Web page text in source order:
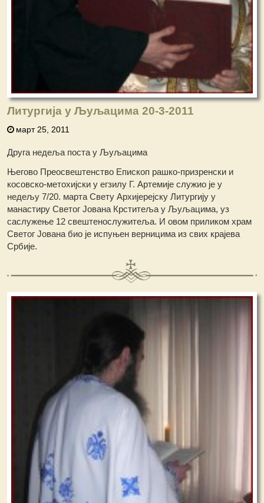
Литургија у Љуљацима 20-3-2011
март 25, 2011
Друга недеља поста у Љуљацима
Његово Преосвештенство Епископ рашко-призренски и
косовско-метохијски у егзилу Г. Артемије служио је у
недељу 7/20. марта Свету Архијерејску Литургију у
манастиру Светог Јована Крститеља у Љуљацима, уз
саслужење 12 свештенослужитеља. И овом приликом храм
Светог Јована био је испуњен верницима из свих крајева
Србије.